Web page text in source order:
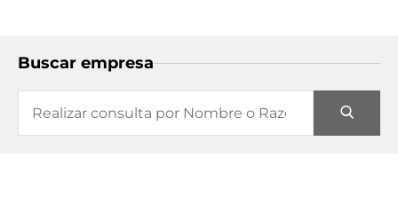
Buscar empresa